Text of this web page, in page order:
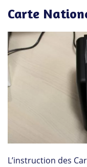
Carte
L’instruction des